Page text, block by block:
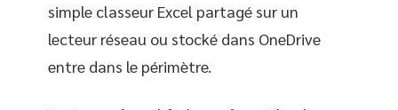
simple classeur Excel partagé sur un
lecteur réseau ou stocké dans OneDrive
entre dans le périmètre.